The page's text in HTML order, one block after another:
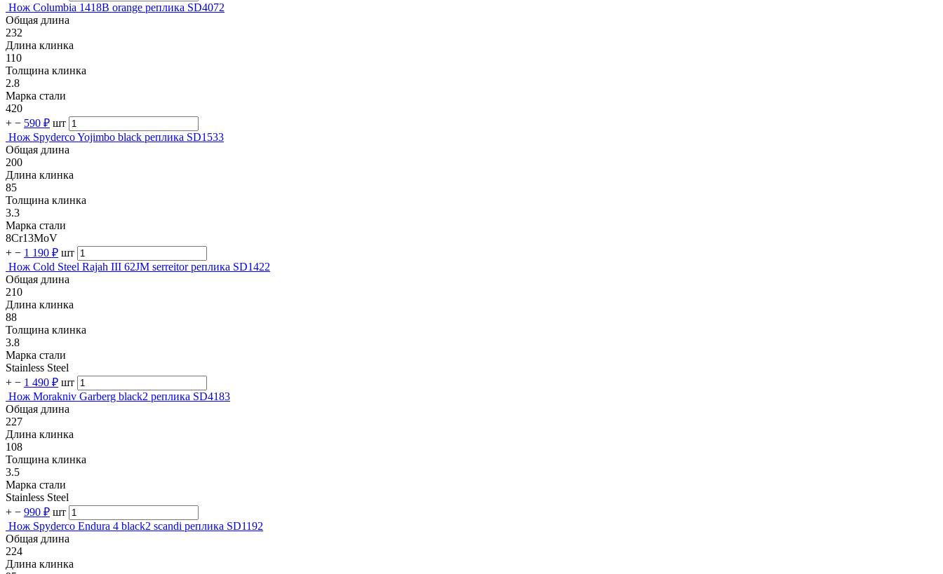
Нож Columbia 1418B orange реплика SD4072
Общая длина
232
Длина клинка
110
Толщина клинка
2.8
Марка стали
420
+ − 590 ₽ шт
Нож Spyderco Yojimbo black реплика SD1533
Общая длина
200
Длина клинка
85
Толщина клинка
3.3
Марка стали
8Cr13MoV
+ − 1 190 ₽ шт
Нож Cold Steel Rajah III 62JM serreitor реплика SD1422
Общая длина
210
Длина клинка
88
Толщина клинка
3.8
Марка стали
Stainless Steel
+ − 1 490 ₽ шт
Нож Morakniv Garberg black2 реплика SD4183
Общая длина
227
Длина клинка
108
Толщина клинка
3.5
Марка стали
Stainless Steel
+ − 990 ₽ шт
Нож Spyderco Endura 4 black2 scandi реплика SD1192
Общая длина
224
Длина клинка